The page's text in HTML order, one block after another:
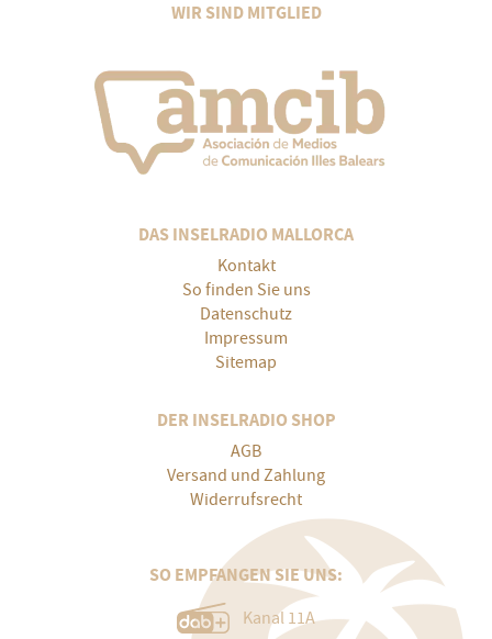
WIR SIND MITGLIED
DAS INSELRADIO MALLORCA
Kontakt
So finden Sie uns
Datenschutz
Impressum
Sitemap
DER INSELRADIO SHOP
AGB
Versand und Zahlung
Widerrufsrecht
SO EMPFANGEN SIE UNS:
Kanal 11A